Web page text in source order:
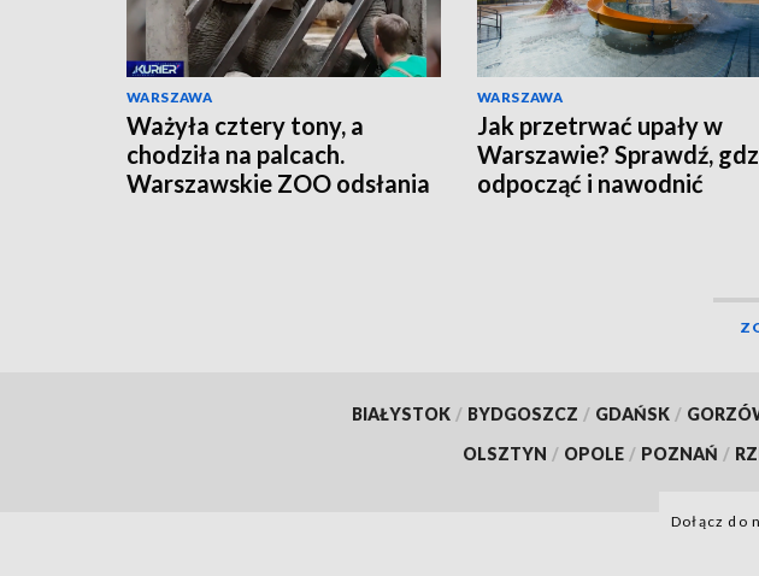
WARSZAWA
Ważyła cztery tony, a
chodziła na palcach.
Warszawskie ZOO odsłania
WARSZAWA
Jak przetrwać upały w
Warszawie? Sprawdź,
odpocząć i nawodnić
BIAŁYSTOK / BYDGOSZCZ / GDAŃSK /
OLSZTYN / OPOLE / POZNAŃ /
Dołącz do